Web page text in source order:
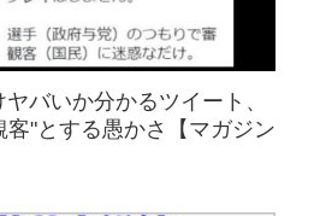
バいか分かるツイート、
客"とする愚かさ【マガジン